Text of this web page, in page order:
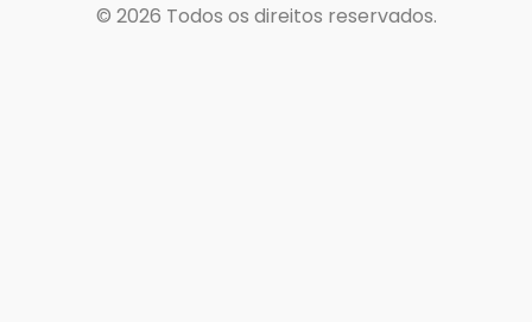
© 2026 Todos os direitos reservados.